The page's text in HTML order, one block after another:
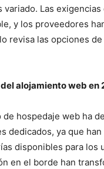
variado. Las
y los proveedores
revisa las opciones
alojamiento web en
de hospedaje web ha
dedicados, ya que
disponibles para los
en el borde han